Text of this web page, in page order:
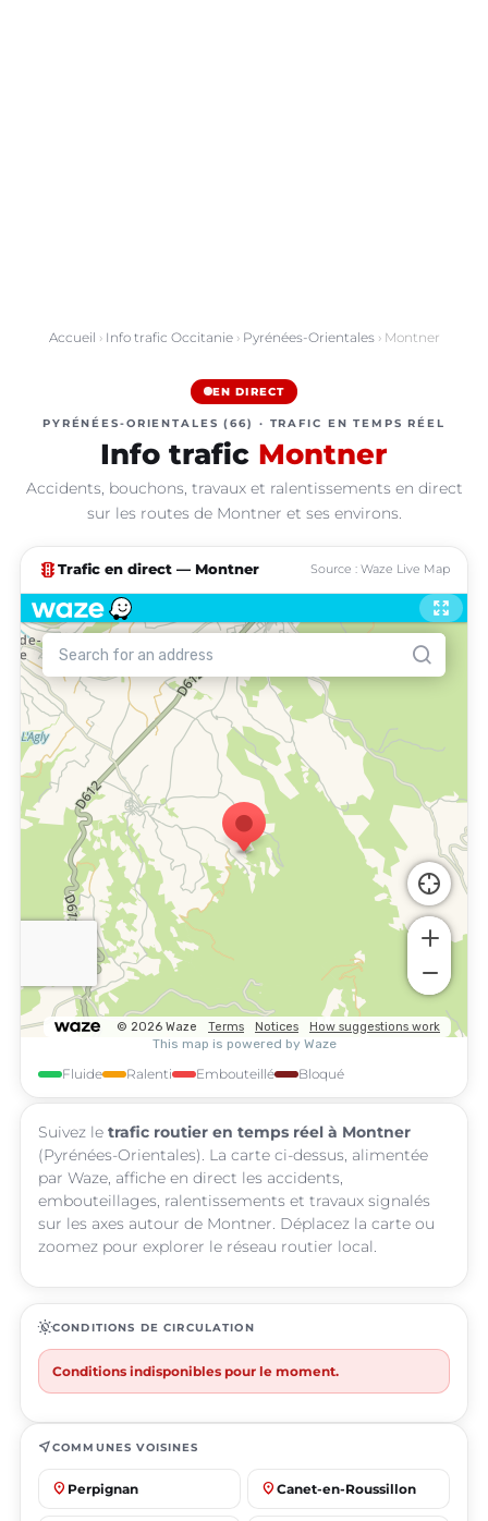
Accueil › Info trafic Occitanie› Pyrénées-Orientales› Montner
EN DIRECT
PYRÉNÉES-ORIENTALES (66) · TRAFIC EN TEMPS RÉEL
Info trafic Montner
Accidents, bouchons, travaux et ralentissements en direct
sur les routes de Montner et ses environs.
traffic Trafic en direct — Montner Source : Waze Live Map
Fluide Ralenti Embouteillé Bloqué
Suivez le trafic routier en temps réel à Montner
(Pyrénées-Orientales). La carte ci-dessus, alimentée
par Waze, affiche en direct les accidents,
embouteillages, ralentissements et travaux signalés
sur les axes autour de Montner. Déplacez la carte ou
zoomez pour explorer le réseau routier local.
routineCONDITIONS DE CIRCULATION
Conditions indisponibles pour le moment.
near_meCOMMUNES VOISINES
place Perpignan place Canet-en-Roussillon